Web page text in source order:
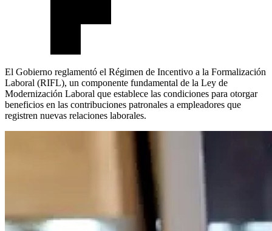
El Gobierno reglamentó el Régimen de Incentivo a la Formalización
Laboral (RIFL), un componente fundamental de la Ley de
Modernización Laboral que establece las condiciones para otorgar
beneficios en las contribuciones patronales a empleadores que
registren nuevas relaciones laborales.